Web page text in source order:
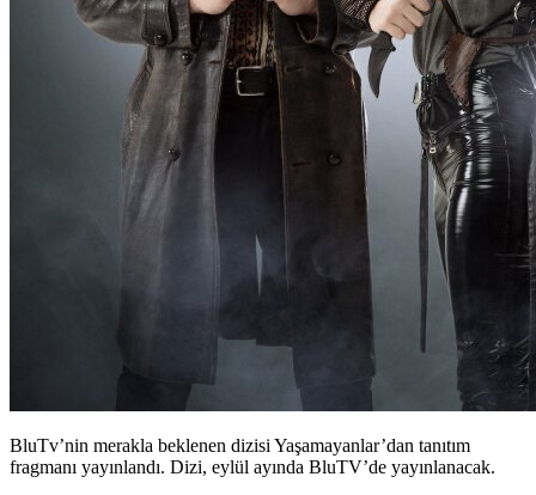
BluTv’nin merakla beklenen dizisi Yaşamayanlar’dan tanıtım
fragmanı yayınlandı. Dizi, eylül ayında BluTV’de yayınlanacak.